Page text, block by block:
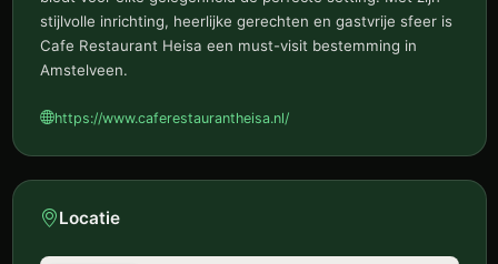
stijlvolle inrichting, heerlijke gerechten en gastvrije sfeer is
Cafe Restaurant Heisa een must-visit bestemming in
Amstelveen.
https://www.caferestaurantheisa.nl/
Locatie